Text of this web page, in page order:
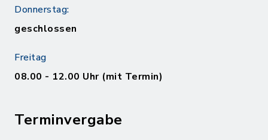
Donnerstag:
geschlossen
Freitag
08.00 - 12.00 Uhr (mit Termin)
Terminvergabe